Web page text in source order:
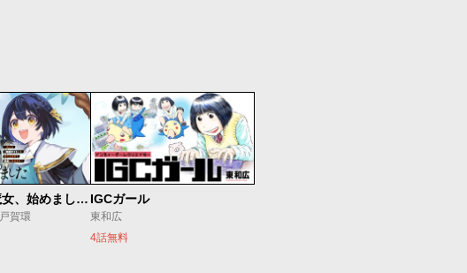
世界最強の魔女、始めました ～私だけ『攻略サイト』を見れる世界で自由に生きます～
賀環
IGCガール
東和広
4話無料